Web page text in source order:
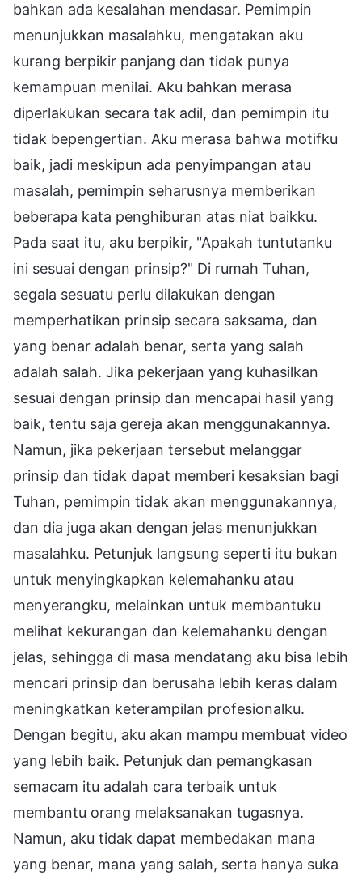
bahkan ada kesalahan mendasar. Pemimpin
menunjukkan masalahku, mengatakan aku
kurang berpikir panjang dan tidak punya
kemampuan menilai. Aku bahkan merasa
diperlakukan secara tak adil, dan pemimpin itu
tidak bepengertian. Aku merasa bahwa motifku
baik, jadi meskipun ada penyimpangan atau
masalah, pemimpin seharusnya memberikan
beberapa kata penghiburan atas niat baikku.
Pada saat itu, aku berpikir, "Apakah tuntutanku
ini sesuai dengan prinsip?" Di rumah Tuhan,
segala sesuatu perlu dilakukan dengan
memperhatikan prinsip secara saksama, dan
yang benar adalah benar, serta yang salah
adalah salah. Jika pekerjaan yang kuhasilkan
sesuai dengan prinsip dan mencapai hasil yang
baik, tentu saja gereja akan menggunakannya.
Namun, jika pekerjaan tersebut melanggar
prinsip dan tidak dapat memberi kesaksian bagi
Tuhan, pemimpin tidak akan menggunakannya,
dan dia juga akan dengan jelas menunjukkan
masalahku. Petunjuk langsung seperti itu bukan
untuk menyingkapkan kelemahanku atau
menyerangku, melainkan untuk membantuku
melihat kekurangan dan kelemahanku dengan
jelas, sehingga di masa mendatang aku bisa lebih
mencari prinsip dan berusaha lebih keras dalam
meningkatkan keterampilan profesionalku.
Dengan begitu, aku akan mampu membuat video
yang lebih baik. Petunjuk dan pemangkasan
semacam itu adalah cara terbaik untuk
membantu orang melaksanakan tugasnya.
Namun, aku tidak dapat membedakan mana
yang benar, mana yang salah, serta hanya suka